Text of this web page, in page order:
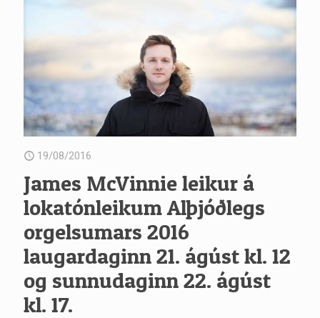
19/08/2016
James McVinnie leikur á
lokatónleikum Alþjóðlegs
orgelsumars 2016
laugardaginn 21. ágúst kl. 12
og sunnudaginn 22. ágúst
kl. 17.